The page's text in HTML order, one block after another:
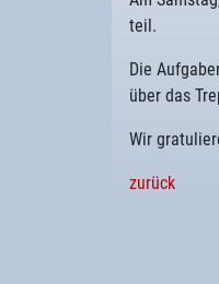
teil.
Die
über das
Wir
zurück